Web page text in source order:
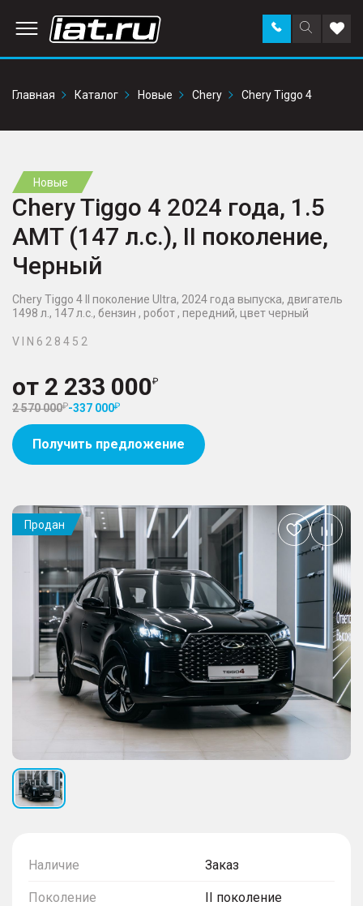
Поиск
по
Заказать
звонок в
Главная
Каталог Новые Chery Chery Tiggo 4
Новые
Chery Tiggo 4 2024 года, 1.5
AMT (147 л.с.), II поколение,
Черный
Chery Tiggo 4 II поколение Ultra, 2024 года выпуска, двигатель
1498 л., 147 л.с., бензин , робот , передний, цвет черный
V I N 6 2 8 4 5 2
от 2 233 000
2 570 000 -337 000
Получить предложение
Наличие Заказ
Поколение II поколение
Продан
Добавить
в
избранное